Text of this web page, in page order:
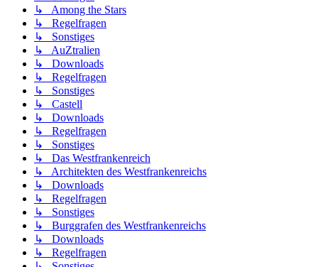
↳ Among the Stars
↳ Regelfragen
↳ Sonstiges
↳ AuZtralien
↳ Downloads
↳ Regelfragen
↳ Sonstiges
↳ Castell
↳ Downloads
↳ Regelfragen
↳ Sonstiges
↳ Das Westfrankenreich
↳ Architekten des Westfrankenreichs
↳ Downloads
↳ Regelfragen
↳ Sonstiges
↳ Burggrafen des Westfrankenreichs
↳ Downloads
↳ Regelfragen